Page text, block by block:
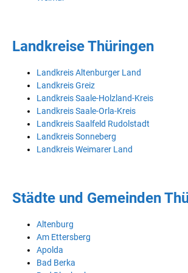
Landkreise Thüringen
Landkreis Altenburger Land
Landkreis Greiz
Landkreis Saale-Holzland-Kreis
Landkreis Saale-Orla-Kreis
Landkreis Saalfeld Rudolstadt
Landkreis Sonneberg
Landkreis Weimarer Land
Städte und Gemeinden
Altenburg
Am Ettersberg
Apolda
Bad Berka